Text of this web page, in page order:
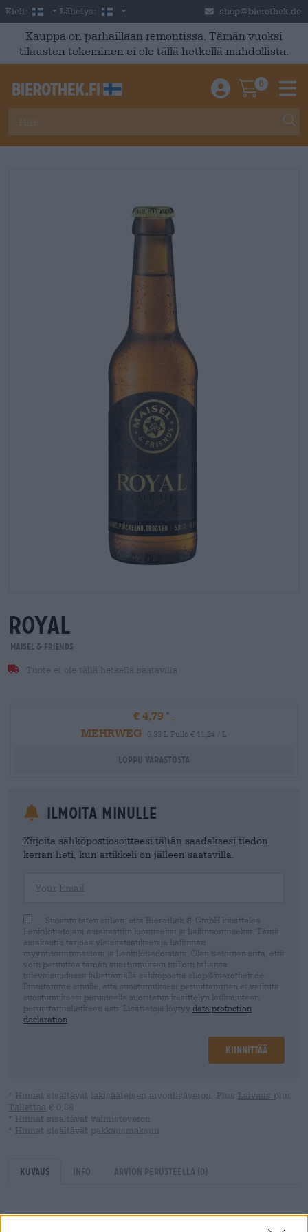
Skip to main content
Kieli: Finnish
Lähetys: Suomi shop@bierothek.de
Kauppa on parhaillaan remontissa. Tämän vuoksi
tilausten tekeminen ei ole tällä hetkellä mahdollista.
Einloggen /
0
royal
Maisel & Friends
Tuote ei ole tällä hetkellä saatavilla
€ 4,79
MEHRWEG
0,33 L Pullo € 11,24 / L
Loppu varastosta
Ilmoita minulle
Kirjoita sähköpostiosoitteesi tähän saadaksesi tiedon
kerran heti, kun artikkeli on jälleen saatavilla.
Suostun täten siihen, että Bierothek ® GmbH käsittelee
henkilötietojani asiakastilin luomiseksi ja hallinnoimiseksi. Tämä
asiakastili tarjoaa yleiskatsauksen ja hallinnan
myyntitoiminnastani ja henkilötiedoistani. Olen tietoinen siitä, että
voin peruuttaa tämän suostumuksen milloin tahansa
tulevaisuudessa lähettämällä sähköpostia shop@bierothek.de.
Ilmoitamme sinulle, että suostumuksesi peruuttaminen ei vaikuta
suostumuksesi perusteella suoritetun käsittelyn laillisuuteen
peruuttamishetkeen asti. Lisätietoja löytyy data protection
declaration
Kiinnittää
* Hinnat sisältävät lakisääteisen arvonlisäveron. Plus Laivaus plus
Tallettaa € 0,08
* Hinnat sisältävät valmisteveron
* Hinnat sisältävät pakkausmaksun
Kuvaus Info Arvion perusteella (0)